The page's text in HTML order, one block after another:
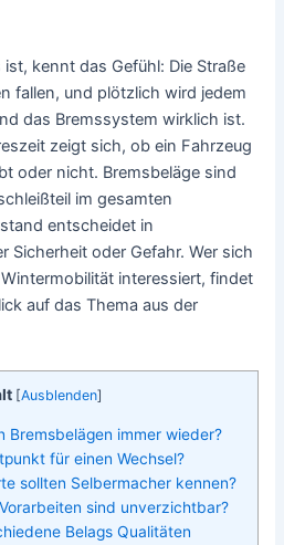
kennt das Gefühl: Die Straße
fallen, und plötzlich wird jedem
das Bremssystem wirklich ist.
zeigt sich, ob ein Fahrzeug
oder nicht. Bremsbeläge sind
im gesamten
entscheidet in
Sicherheit oder Gefahr. Wer sich
interessiert, findet
auf das Thema aus der
[Ausblenden]
Bremsbelägen immer wieder?
für einen Wechsel?
sollten Selbermacher kennen?
sind unverzichtbar?
Belags Qualitäten